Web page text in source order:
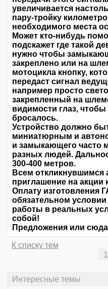
увеличивается
пару-тройку
необходимого места
Может кто-нибудь
подскажет где такой
нужно чтобы
закреплено или на
мотоцикла кнопку,
передаст сигнал
например просто
закрепленный на
видимости глаз,
бросалось.
Устройство должно
миниатюрным и
и замыкающего часто
разных людей.
300-400 метров.
Всем откликнувшимся
приглашение на акции
Оплату изготовления
обязательном условии
работы в реальных
собой!
Предложения или
К списку тем
1
Интересные темы